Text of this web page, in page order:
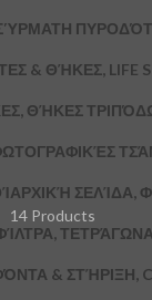
& ΘΉΚΕΣ, LIFE
ΘΉΚΕΣ
ΑΡΧΙΚΉ ΣΕΛΊΔΑ,
14 Products
& ΣΤΉΡΙΞΗ,